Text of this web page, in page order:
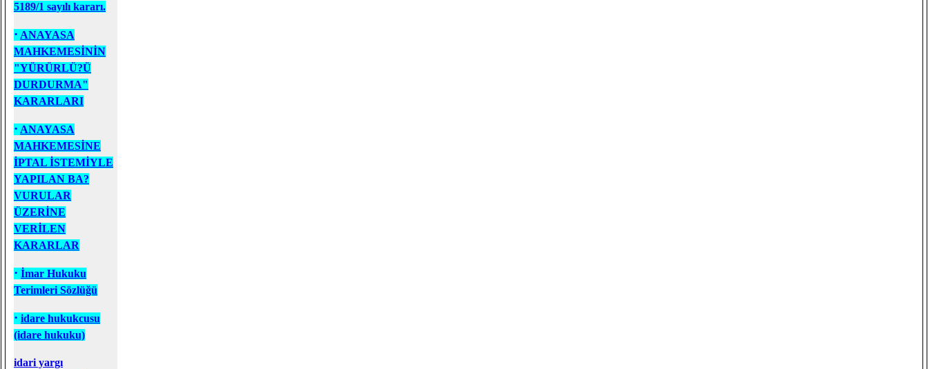
5189/1 sayılı kararı.
· ANAYASA
MAHKEMESİNİN
"YÜRÜRLÜ?Ü
DURDURMA"
KARARLARI
· ANAYASA
MAHKEMESİNE
İPTAL İSTEMİYLE
YAPILAN BA?
VURULAR
ÜZERİNE
VERİLEN
KARARLAR
· İmar Hukuku
Terimleri Sözlüğü
· idare hukukcusu
(idare hukuku)
idari yargı